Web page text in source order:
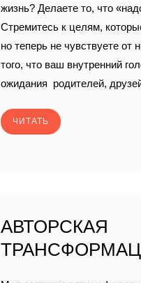
жизнь? Делаете то, что
Стремитесь к целям,
но теперь не чувствуете от
того, что ваш внутренний
ожидания родителей,
ЧИТАТЬ
АВТОРСКАЯ